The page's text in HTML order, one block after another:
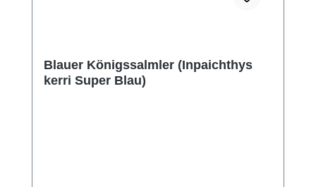
Blauer Königssalmler (Inpaichthys
kerri Super Blau)